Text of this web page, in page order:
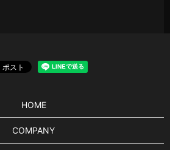
HOME
COMPANY